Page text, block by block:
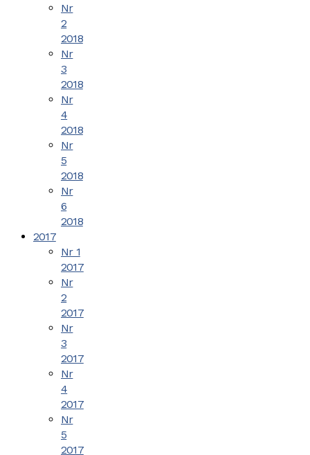
Nr
2
2018
Nr
3
2018
Nr
4
2018
Nr
5
2018
Nr
6
2018
2017
Nr 1
2017
Nr
2
2017
Nr
3
2017
Nr
4
2017
Nr
5
2017